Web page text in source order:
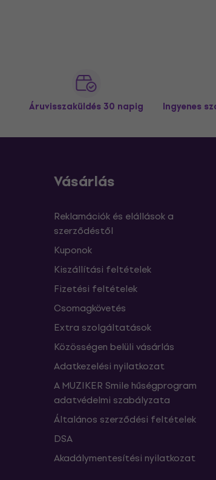
Áruvisszaküldés 30 napig Ingyenes
Vásárlás
Reklamációk és elállások a
szerződéstől
Kuponok
Kiszállítási feltételek
Fizetési feltételek
Csomagkövetés
Extra szolgáltatások
Közösségen belüli vásárlás
Adatkezelési nyilatkozat
A MUZIKER Smile hűségprogram
adatvédelmi szabályzata
Általános szerződési feltételek
DSA
Akadálymentesítési nyilatkozat